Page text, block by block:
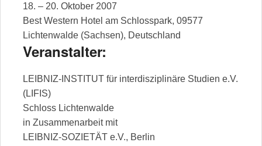
18. – 20. Oktober 2007
Best Western Hotel am Schlosspark, 09577
Lichtenwalde (Sachsen), Deutschland
Veranstalter:
LEIBNIZ-INSTITUT für interdisziplinäre Studien e.V.
(LIFIS)
Schloss Lichtenwalde
in Zusammenarbeit mit
LEIBNIZ-SOZIETÄT e.V., Berlin